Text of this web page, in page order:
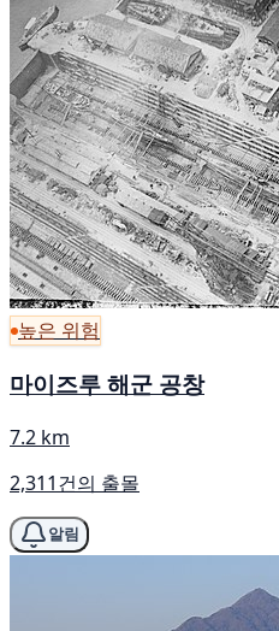
높은 위험
마이즈루 해군 공창
7.2 km
2,311건의 출몰
알림